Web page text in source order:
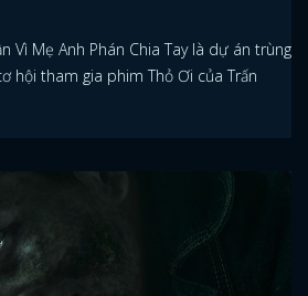
Vì Mẹ Anh Phán Chia Tay là dự án trùng
hội tham gia phim Thỏ Ơi của Trấn